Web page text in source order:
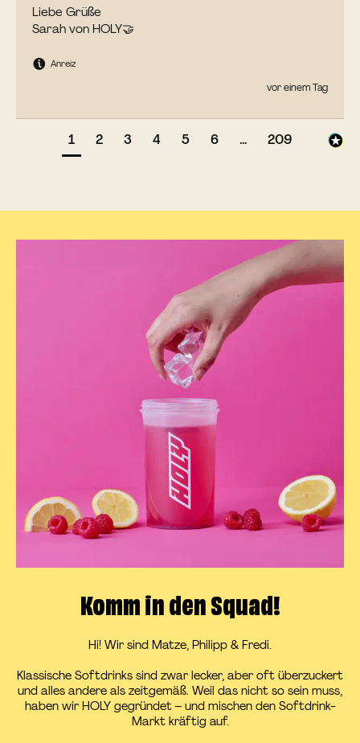
Liebe Grüße
Sarah von HOLY🤝
Anreiz
vor einem Tag
1 2 3 4 5 6 ... 209
Komm in den Squad!
Hi! Wir sind Matze, Philipp & Fredi.
Klassische Softdrinks sind zwar lecker, aber oft überzuckert
und alles andere als zeitgemäß. Weil das nicht so sein muss,
haben wir HOLY gegründet – und mischen den Softdrink-
Markt kräftig auf.